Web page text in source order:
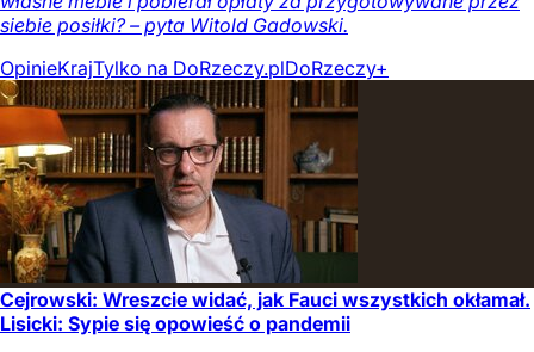
siebie posiłki? – pyta Witold Gadowski.
OpinieKrajTylko na DoRzeczy.plDoRzeczy+
Cejrowski: Wreszcie widać, jak Fauci wszystkich okłamał.
Lisicki: Sypie się opowieść o pandemii